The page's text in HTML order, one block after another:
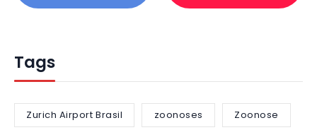
Tags
Zurich Airport Brasil zoonoses Zoonose